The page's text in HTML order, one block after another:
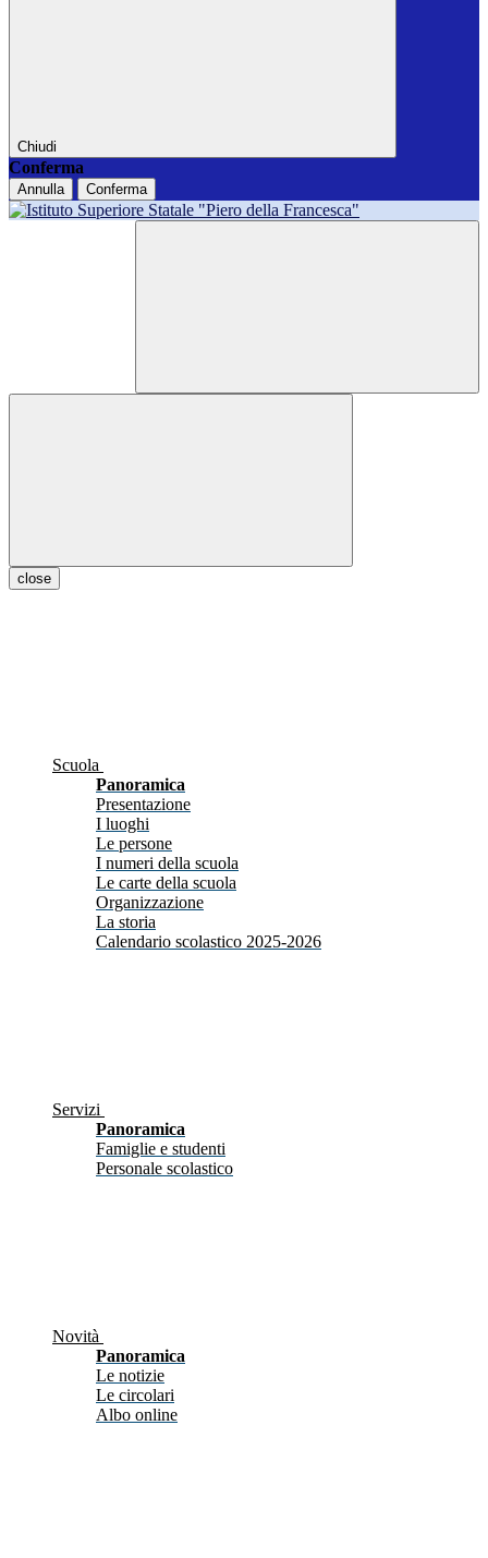
Chiudi
Conferma
Annulla Conferma
close
Scuola
Panoramica
Presentazione
I luoghi
Le persone
I numeri della scuola
Le carte della scuola
Organizzazione
La storia
Calendario scolastico 2025-2026
Servizi
Panoramica
Famiglie e studenti
Personale scolastico
Novità
Panoramica
Le notizie
Le circolari
Albo online